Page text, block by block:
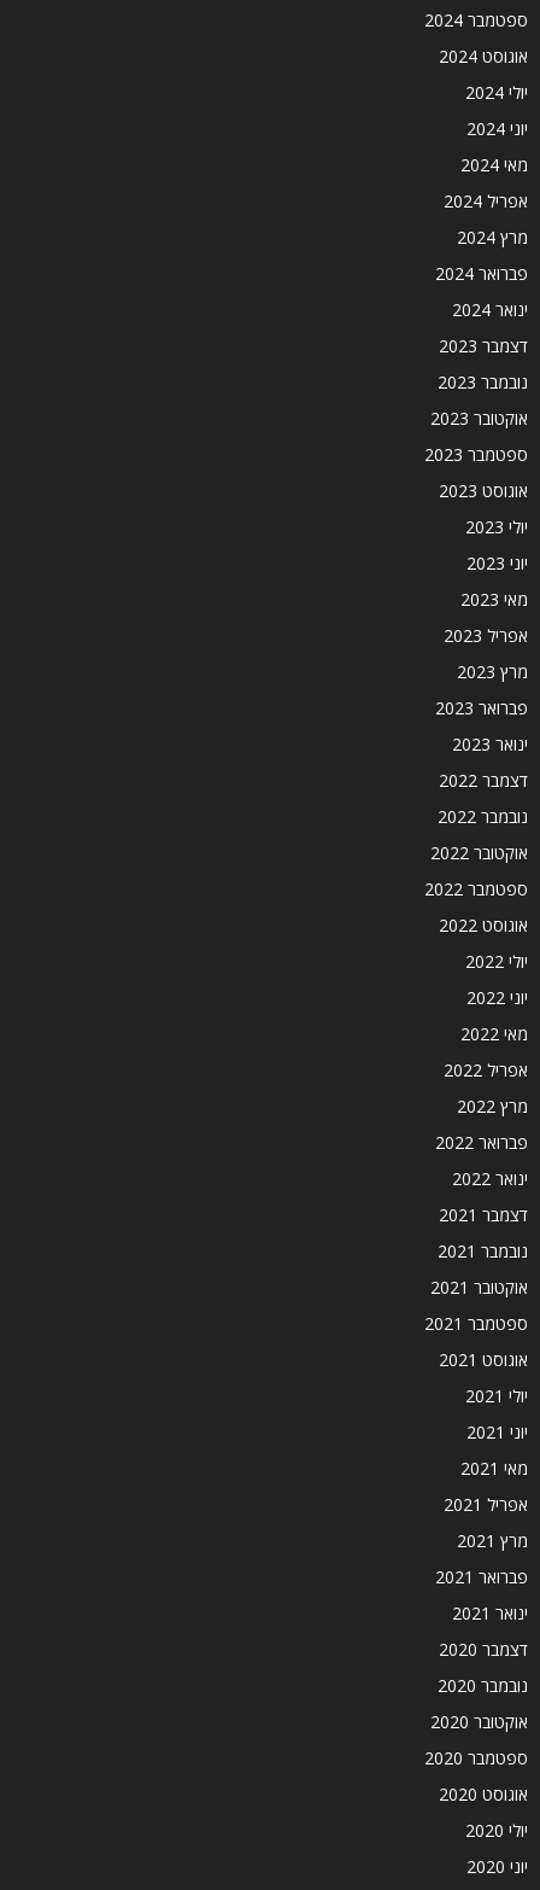
ספטמבר 2024
אוגוסט 2024
יולי 2024
יוני 2024
מאי 2024
אפריל 2024
מרץ 2024
פברואר 2024
ינואר 2024
דצמבר 2023
נובמבר 2023
אוקטובר 2023
ספטמבר 2023
אוגוסט 2023
יולי 2023
יוני 2023
מאי 2023
אפריל 2023
מרץ 2023
פברואר 2023
ינואר 2023
דצמבר 2022
נובמבר 2022
אוקטובר 2022
ספטמבר 2022
אוגוסט 2022
יולי 2022
יוני 2022
מאי 2022
אפריל 2022
מרץ 2022
פברואר 2022
ינואר 2022
דצמבר 2021
נובמבר 2021
אוקטובר 2021
ספטמבר 2021
אוגוסט 2021
יולי 2021
יוני 2021
מאי 2021
אפריל 2021
מרץ 2021
פברואר 2021
ינואר 2021
דצמבר 2020
נובמבר 2020
אוקטובר 2020
ספטמבר 2020
אוגוסט 2020
יולי 2020
יוני 2020